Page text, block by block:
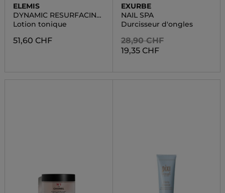
ELEMIS
DYNAMIC RESURFACING
SKIN SMOOTHING
ESSENC
Lotion tonique
51,60 CHF
EXURBE
NAIL SPA
Durcisseur d'ongles
28,90 CHF
19,35 CHF